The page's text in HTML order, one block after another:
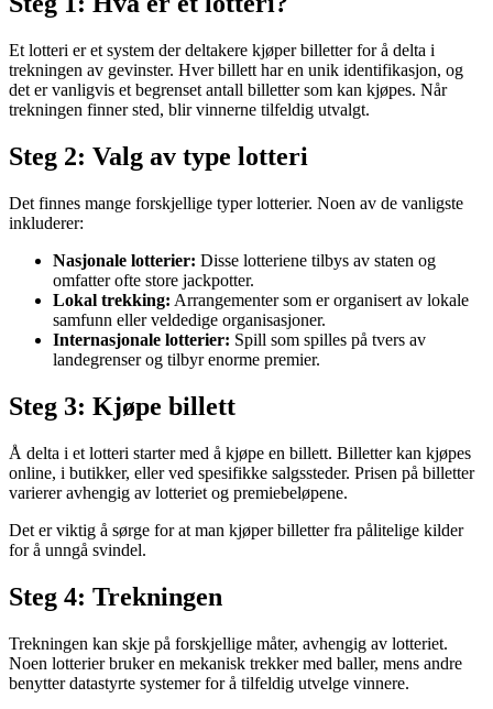
Et lotteri er et system der deltakere kjøper billetter for å delta i
trekningen av gevinster. Hver billett har en unik identifikasjon, og
det er vanligvis et begrenset antall billetter som kan kjøpes. Når
trekningen finner sted, blir vinnerne tilfeldig utvalgt.
Steg 2: Valg av type lotteri
Det finnes mange forskjellige typer lotterier. Noen av de vanligste
inkluderer:
Nasjonale lotterier: Disse lotteriene tilbys av staten og
omfatter ofte store jackpotter.
Lokal trekking: Arrangementer som er organisert av lokale
samfunn eller veldedige organisasjoner.
Internasjonale lotterier: Spill som spilles på tvers av
landegrenser og tilbyr enorme premier.
Steg 3: Kjøpe billett
Å delta i et lotteri starter med å kjøpe en billett. Billetter kan kjøpes
online, i butikker, eller ved spesifikke salgssteder. Prisen på billetter
varierer avhengig av lotteriet og premiebeløpene.
Det er viktig å sørge for at man kjøper billetter fra pålitelige kilder
for å unngå svindel.
Steg 4: Trekningen
Trekningen kan skje på forskjellige måter, avhengig av lotteriet.
Noen lotterier bruker en mekanisk trekker med baller, mens andre
benytter datastyrte systemer for å tilfeldig utvelge vinnere.